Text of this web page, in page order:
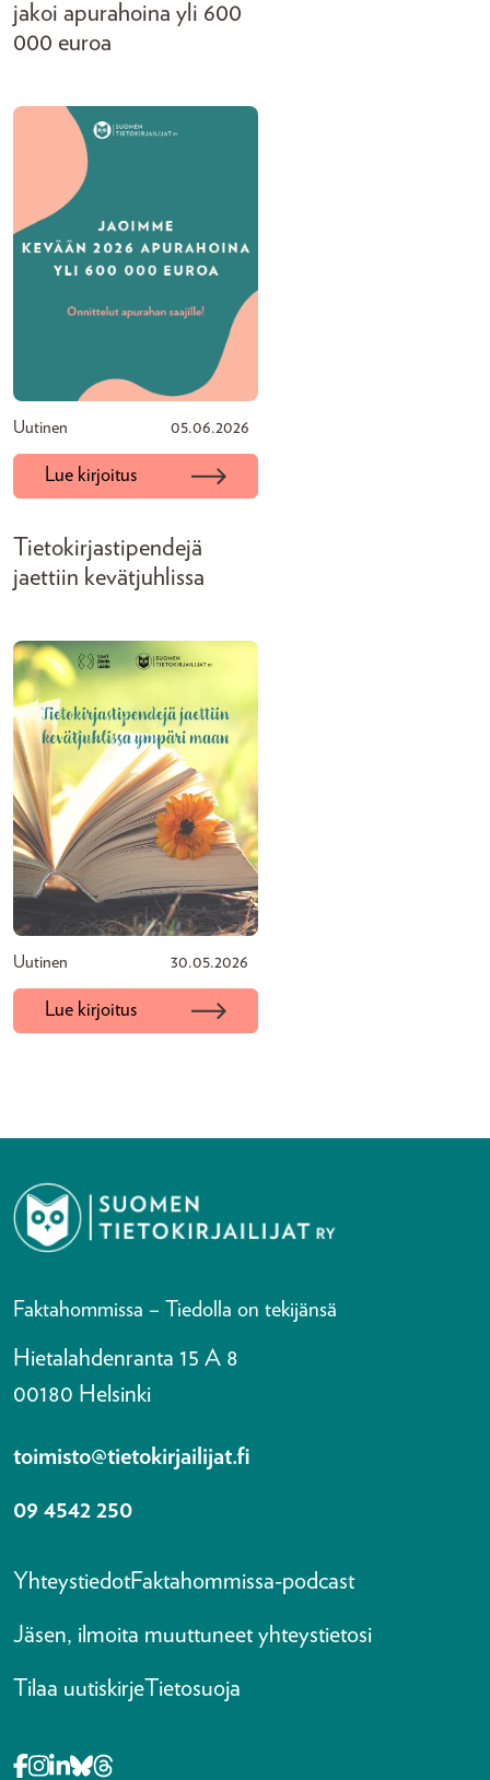
jakoi apurahoina yli 600
000 euroa
Uutinen 05.06.2026
Lue kirjoitus
Tietokirjastipendejä
jaettiin kevätjuhlissa
Uutinen 30.05.2026
Lue kirjoitus
Faktahommissa – Tiedolla on tekijänsä
Hietalahdenranta 15 A 8
00180 Helsinki
toimisto@tietokirjailijat.fi
09 4542 250
YhteystiedotFaktahommissa-podcast
Jäsen, ilmoita muuttuneet yhteystietosi
Tilaa uutiskirjeTietosuoja
Opens in a new tab Facebook-f
Opens in a new tab Instagram
Opens in a new tab Linkedin-in
Opens in a new tab Bluesky